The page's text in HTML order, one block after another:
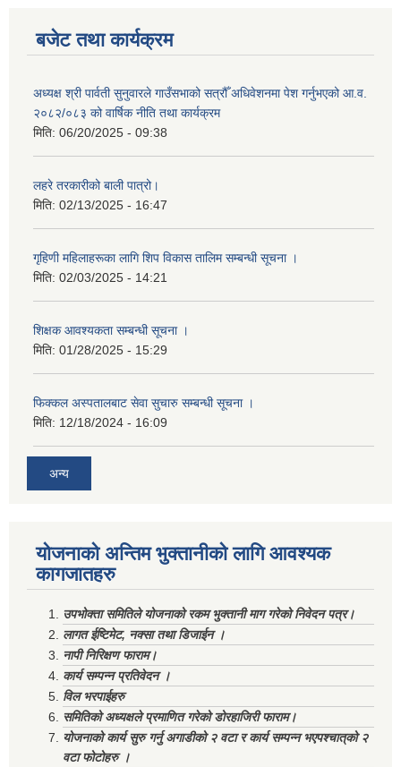
बजेट तथा कार्यक्रम
अध्यक्ष श्री पार्वती सुनुवारले गाउँसभाको सत्रौँ अधिवेशनमा पेश गर्नुभएको आ.व.
२०८२/०८३ को वार्षिक नीति तथा कार्यक्रम
मिति: 06/20/2025 - 09:38
लहरे तरकारीको बाली पात्रो।
मिति: 02/13/2025 - 16:47
गृहिणी महिलाहरूका लागि शिप विकास तालिम सम्बन्धी सूचना ‌।
मिति: 02/03/2025 - 14:21
शिक्षक आवश्यकता सम्बन्धी सूचना ।
मिति: 01/28/2025 - 15:29
फिक्कल अस्पतालबाट सेवा सुचारु सम्बन्धी सूचना ।
मिति: 12/18/2024 - 16:09
अन्य
योजनाको अन्तिम भुक्तानीको लागि आवश्यक
कागजातहरु
उपभोक्ता समितिले योजनाको रकम भुक्तानी माग गरेको निवेदन पत्र।
लागत ईष्टिमेट, नक्सा तथा डिजाईन ।
नापी निरिक्षण फाराम।
कार्य सम्पन्न प्रतिवेदन ।
विल भरपाईहरु
समितिको अध्यक्षले प्रमाणित गरेको डोरहाजिरी फाराम।
योजनाको कार्य सुरु गर्नु अगाडीको २ वटा र कार्य सम्पन्न भएपश्चात्‌को २
वटा फोटोहरु ।